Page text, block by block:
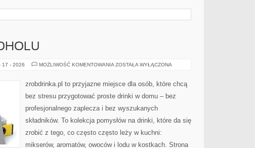
17 - 2026 MOŻLIWOŚĆ KOMENTOWANIA HISTORIA
ZOSTAŁA WYŁĄCZONA
zrobdrinka.pl to przyjazne miejsce dla osób, które chcą
bez stresu przygotować proste drinki w domu – bez
profesjonalnego zaplecza i bez wyszukanych
składników. To kolekcja pomysłów na drinki, które da się
zrobić z tego, co często często leży w kuchni:
mikserów, aromatów, owoców i lodu w kostkach. Strona